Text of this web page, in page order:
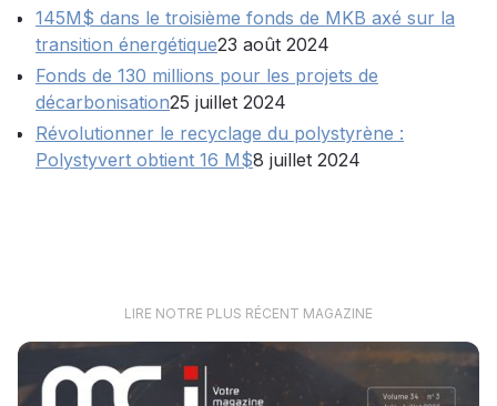
145M$ dans le troisième fonds de MKB axé sur la
transition énergétique23 août 2024
Fonds de 130 millions pour les projets de
décarbonisation25 juillet 2024
Révolutionner le recyclage du polystyrène :
Polystyvert obtient 16 M$8 juillet 2024
LIRE NOTRE PLUS RÉCENT MAGAZINE